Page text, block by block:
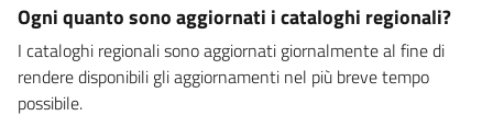
Ogni quanto sono aggiornati i cataloghi regionali?
I cataloghi regionali sono aggiornati giornalmente al fine di
rendere disponibili gli aggiornamenti nel più breve tempo
possibile.